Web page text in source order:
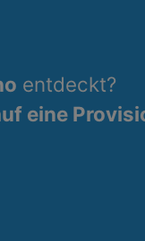
entdeckt?
eine